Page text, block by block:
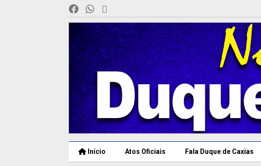
Início Atos Oficiais Fala Duque de Caxias